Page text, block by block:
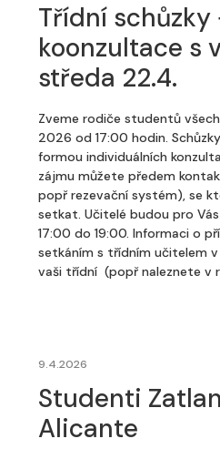
Třídní schůzky
koonzultace s
středa 22.4.
Zveme rodiče studentů
2026 od 17:00 hodin.
formou individuálních
zájmu můžete předem
popř rezevační systém), se
setkat. Učitelé budou pro
17:00 do 19:00. Informaci o
setkáním s třídním učitelem
vaši třídní (popř naleznete v
9.4.2026
Studenti
Alicante